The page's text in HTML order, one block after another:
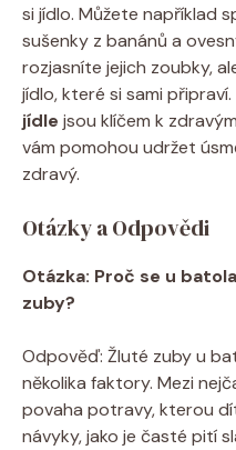
si jídlo. Můžete například
sušenky z banánů a
rozjasníte jejich zoubky,
jídlo, které si sami připraví.
jídle jsou klíčem k
vám pomohou udržet
zdravý.
Otázky a Odpovědi
Otázka: Proč se u
zuby?
Odpověď: Žluté zuby u
několika faktory. Mezi
povaha potravy, kterou
návyky, jako je časté pití